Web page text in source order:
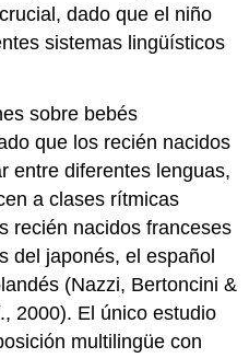
dado que el niño
sistemas lingüísticos
sobre bebés
que los recién nacidos
entre diferentes lenguas,
a clases rítmicas
recién nacidos franceses
del japonés, el español
(Nazzi, Bertoncini &
., 2000). El único estudio
multilingüe con